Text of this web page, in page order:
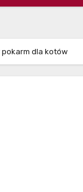
dla kotów